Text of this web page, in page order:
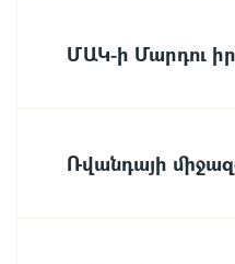
ՄԱԿ-ի Մարդու
Ռվանդայի